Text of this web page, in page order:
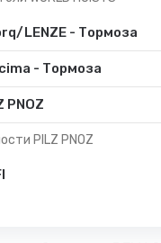
LENZE - Тормоза
- Тормоза
PNOZ
PILZ PNOZ